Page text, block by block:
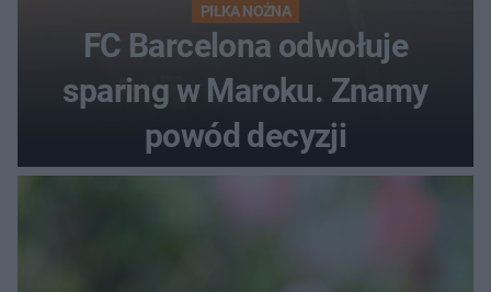
PIŁKA NOŻNA
FC Barcelona odwołuje
sparing w Maroku. Znamy
powód decyzji